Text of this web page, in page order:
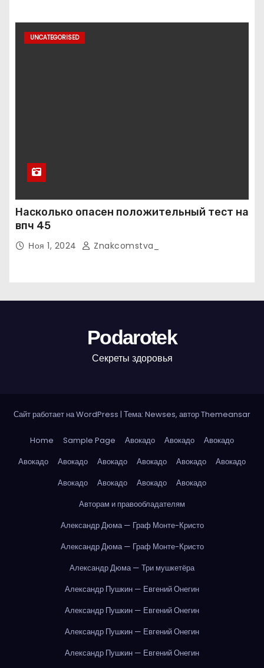
UNCATEGORISED
Насколько опасен положительный тест на
впч 45
Ноя 1, 2024 Znakcomstva_
Podarotek
Секреты здоровья
Сайт работает на WordPress | Тема: Newses, авторThemeansar
Home Sample Page Авокадо Авокадо
Авокадо
Авокадо
Авокадо Авокадо Авокадо Авокадо
Авокадо
Авокадо
Авокадо Авокадо
Авокадо
Авторам и правообладателям
Александр Дюма — Граф Монте-Кристо
Александр Дюма — Граф Монте-Кристо
Александр Дюма — Три мушкетёра
Александр Пушкин — Евгений Онегин
Александр Пушкин — Евгений Онегин
Александр Пушкин — Евгений Онегин
Александр Пушкин — Евгений Онегин